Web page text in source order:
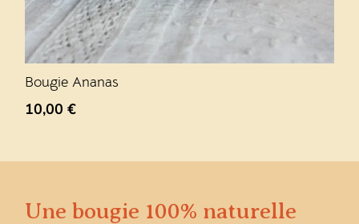
Bougie Ananas
10,00€
Une bougie 100% naturelle